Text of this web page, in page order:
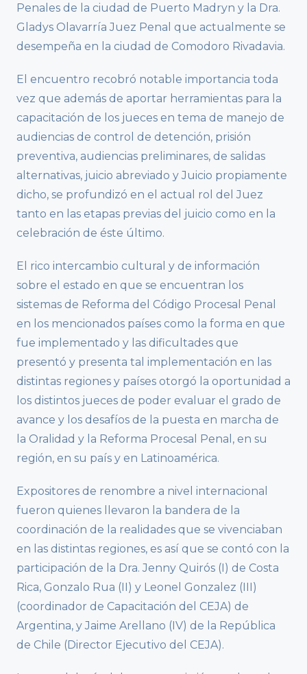
Penales de la ciudad de Puerto Madryn y la Dra.
Gladys Olavarría Juez Penal que actualmente se
desempeña en la ciudad de Comodoro Rivadavia.
El encuentro recobró notable importancia toda
vez que además de aportar herramientas para la
capacitación de los jueces en tema de manejo de
audiencias de control de detención, prisión
preventiva, audiencias preliminares, de salidas
alternativas, juicio abreviado y Juicio propiamente
dicho, se profundizó en el actual rol del Juez
tanto en las etapas previas del juicio como en la
celebración de éste último.
El rico intercambio cultural y de información
sobre el estado en que se encuentran los
sistemas de Reforma del Código Procesal Penal
en los mencionados países como la forma en que
fue implementado y las dificultades que
presentó y presenta tal implementación en las
distintas regiones y países otorgó la oportunidad a
los distintos jueces de poder evaluar el grado de
avance y los desafíos de la puesta en marcha de
la Oralidad y la Reforma Procesal Penal, en su
región, en su país y en Latinoamérica.
Expositores de renombre a nivel internacional
fueron quienes llevaron la bandera de la
coordinación de la realidades que se vivenciaban
en las distintas regiones, es así que se contó con la
participación de la Dra. Jenny Quirós (I) de Costa
Rica, Gonzalo Rua (II) y Leonel Gonzalez (III)
(coordinador de Capacitación del CEJA) de
Argentina, y Jaime Arellano (IV) de la República
de Chile (Director Ejecutivo del CEJA).